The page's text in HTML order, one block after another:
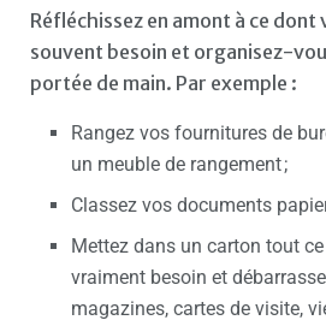
Réfléchissez en amont à ce dont
souvent besoin et organisez-
portée de main. Par exemple :
Rangez vos fournitures de
un meuble de rangement ;
Classez vos documents
Mettez dans un carton tout
vraiment besoin et
magazines, cartes de visite,